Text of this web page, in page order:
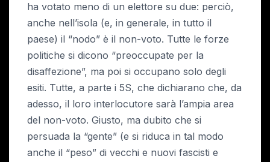
ha votato meno di un elettore su due: perciò,
anche nell’isola (e, in generale, in tutto il
paese) il “nodo” è il non-voto. Tutte le forze
politiche si dicono “preoccupate per la
disaffezione”, ma poi si occupano solo degli
esiti. Tutte, a parte i 5S, che dichiarano che, da
adesso, il loro interlocutore sarà l’ampia area
del non-voto. Giusto, ma dubito che si
persuada la “gente” (e si riduca in tal modo
anche il “peso” di vecchi e nuovi fascisti e